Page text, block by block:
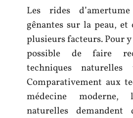
Les rides
gênantes sur la peau, et
plusieurs facteurs. Pour
possible de faire
techniques naturelles
Comparativement aux
médecine moderne,
naturelles